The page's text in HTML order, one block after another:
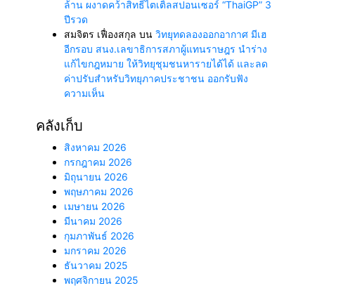
ล้าน ผงาดคว้าสิทธิ์ไตเติ้ลสปอนเซอร์ “ThaiGP” 3
ปีรวด
สมจิตร เฟื่องสกุล บน วิทยุทดลองออกอากาศ มีเฮ
อีกรอบ สนง.เลขาธิการสภาผู้แทนราษฎร นำร่าง
แก้ไขกฎหมาย ให้วิทยุชุมชนหารายได้ได้ และลด
ค่าปรับสำหรับวิทยุภาคประชาชน ออกรับฟัง
ความเห็น
คลังเก็บ
สิงหาคม 2026
กรกฎาคม 2026
มิถุนายน 2026
พฤษภาคม 2026
เมษายน 2026
มีนาคม 2026
กุมภาพันธ์ 2026
มกราคม 2026
ธันวาคม 2025
พฤศจิกายน 2025